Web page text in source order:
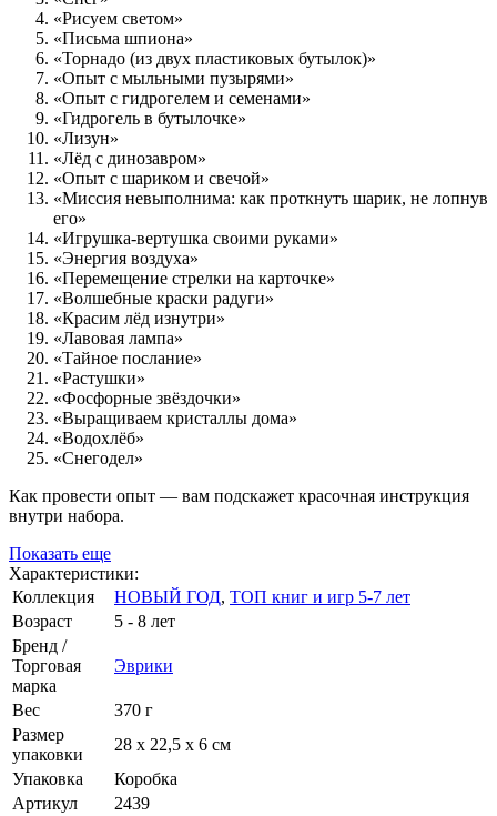
«Рисуем светом»
«Письма шпиона»
«Торнадо (из двух пластиковых бутылок)»
«Опыт с мыльными пузырями»
«Опыт с гидрогелем и семенами»
«Гидрогель в бутылочке»
«Лизун»
«Лёд с динозавром»
«Опыт с шариком и свечой»
«Миссия невыполнима: как проткнуть шарик, не лопнув
его»
«Игрушка-вертушка своими руками»
«Энергия воздуха»
«Перемещение стрелки на карточке»
«Волшебные краски радуги»
«Красим лёд изнутри»
«Лавовая лампа»
«Тайное послание»
«Растушки»
«Фосфорные звёздочки»
«Выращиваем кристаллы дома»
«Водохлёб»
«Снегодел»
Как провести опыт — вам подскажет красочная инструкция
внутри набора.
Показать еще
Характеристики:
Коллекция
НОВЫЙ ГОД, ТОП книг и игр 5-7 лет
Возраст
5 - 8 лет
Бренд /
Торговая
марка
Эврики
Вес
370 г
Размер
упаковки
28 х 22,5 х 6 см
Упаковка
Коробка
Артикул
2439